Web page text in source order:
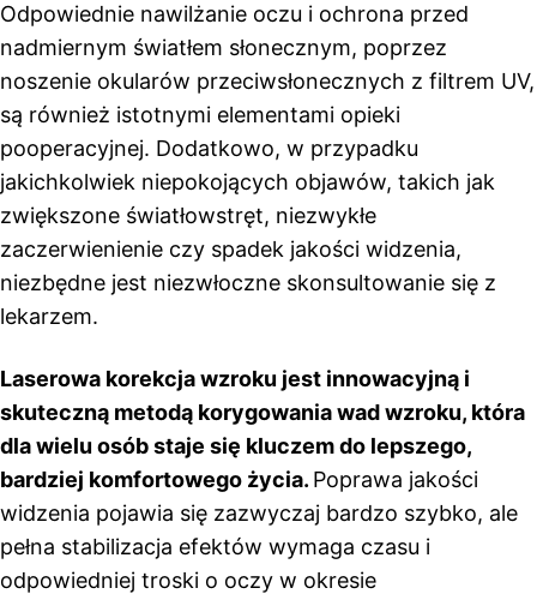
Odpowiednie nawilżanie oczu i ochrona przed
nadmiernym światłem słonecznym, poprzez
noszenie okularów przeciwsłonecznych z filtrem UV,
są również istotnymi elementami opieki
pooperacyjnej. Dodatkowo, w przypadku
jakichkolwiek niepokojących objawów, takich jak
zwiększone światłowstręt, niezwykłe
zaczerwienienie czy spadek jakości widzenia,
niezbędne jest niezwłoczne skonsultowanie się z
lekarzem.
Laserowa korekcja wzroku jest innowacyjną i
skuteczną metodą korygowania wad wzroku, która
dla wielu osób staje się kluczem do lepszego,
bardziej komfortowego życia. Poprawa jakości
widzenia pojawia się zazwyczaj bardzo szybko, ale
pełna stabilizacja efektów wymaga czasu i
odpowiedniej troski o oczy w okresie